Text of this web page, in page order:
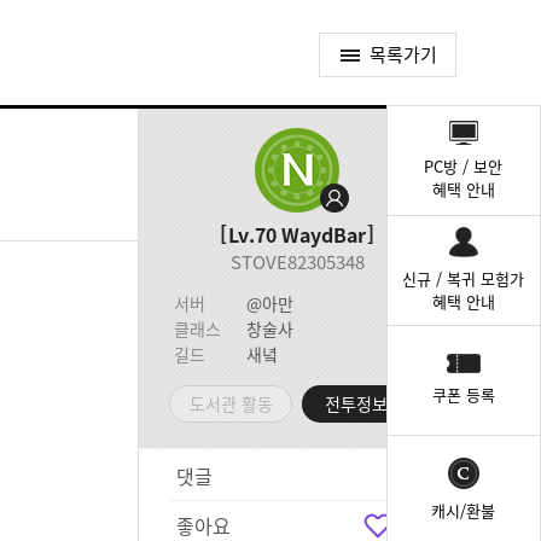
목록가기
Lv.70WaydBar
STOVE82305348
서버
@아만
클래스
창술사
길드
새녘
도서관 활동 전투정보실
댓글
좋아요
PC방 / 보안
혜택 안내
신규 / 복귀 모험가
혜택 안내
쿠폰 등록
캐시/환불